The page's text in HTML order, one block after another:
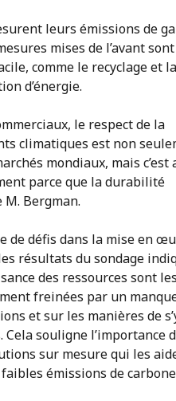
leurs émissions de
mises de l’avant sont
comme le recyclage et la
d’énergie.
le respect de la
climatiques est non
mondiaux, mais c’est
parce que la durabilité
Bergman.
de défis dans la mise en
résultats du sondage
des ressources sont les
freinées par un
et sur les manières de
souligne l’importance
sur mesure qui les
émissions de